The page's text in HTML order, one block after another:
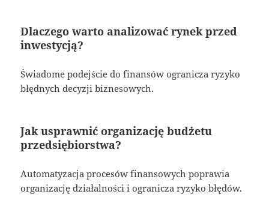
Dlaczego warto analizować rynek przed
inwestycją?
Świadome podejście do finansów ogranicza ryzyko
błędnych decyzji biznesowych.
Jak usprawnić organizację budżetu
przedsiębiorstwa?
Automatyzacja procesów finansowych poprawia
organizację działalności i ogranicza ryzyko błędów.